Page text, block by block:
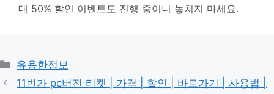
대 50% 할인 이벤트도 진행 중이니 놓치지 마세요.
카
테
유용한정보
11번가 pc버전 티켓 | 가격 | 할인 | 바로가기 | 사용법 |